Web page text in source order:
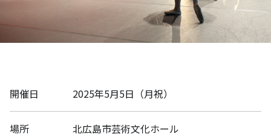
開催日 2025年5月5日（月祝）
場所 北広島市芸術文化ホール